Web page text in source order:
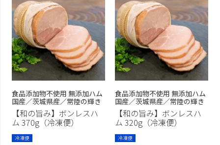
ソーセージ
ホワイトソーセージ
ホワイトフランク
アイスバイン
燻鶏
むね燻
スモークササミ
スモークチキン
京鴨のくん製
大子ビール
チーズ
桐製ギフト箱
上記条件で検索する
食品添加物不使用 無添加ハム
国産／茨城県産／常陸の輝き
【和の旨み】ボンレスハ
ム 370g（冷凍便）
冷凍便
食品添加物不使用 無添加ハム
国産／茨城県産／常陸の輝き
【和の旨み】ボンレスハ
ム 320g（冷凍便）
冷凍便